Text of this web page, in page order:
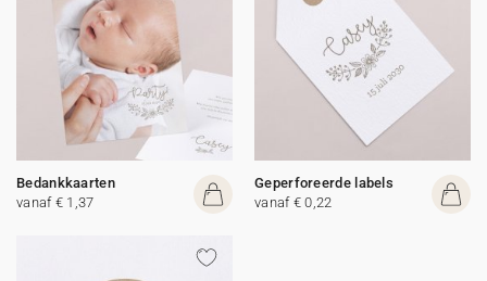
Bedankkaarten
vanaf € 1,37
Geperforeerde labels
vanaf € 0,22